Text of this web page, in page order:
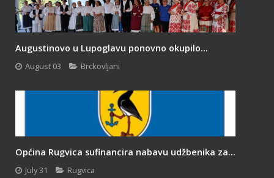
Augustinovo u Lupoglavu ponovno okupilo...
August 03 Brckovljani
Općina Rugvica sufinancira nabavu udžbenika za...
July 31 Rugvica